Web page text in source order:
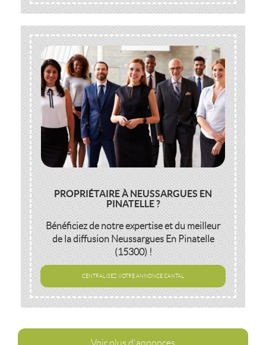
PROPRIÉTAIRE À NEUSSARGUES EN
PINATELLE ?
Bénéficiez de notre expertise et du meilleur
de la diffusionNeussargues En Pinatelle
(15300)!
CENTRALISEZ VOTRE ANNONCE CANTAL
Voir plus d'annonces